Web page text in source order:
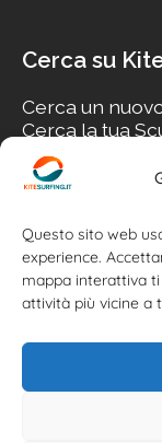
Questo sito web
experience.
mappa interattiva
attività più vicine a
Cerca su
Cerca un
Cerca la tua
Cerca il tuo
Cerca